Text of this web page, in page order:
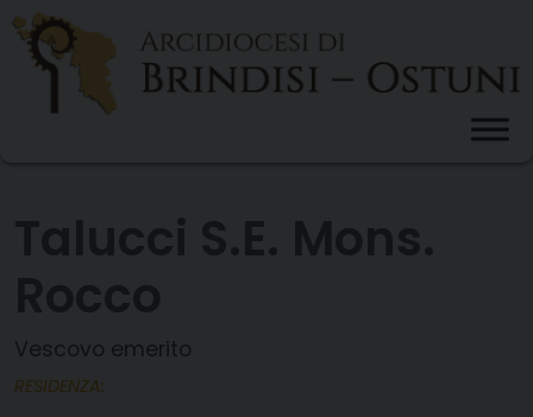
Skip
content
Vescovo emerito
RESIDENZA: